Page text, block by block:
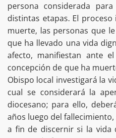
persona considerada
distintas etapas. El
muerte, las personas que
que ha llevado una vida
afecto, manifiestan ante
concepción de que ha
Obispo local investigará la
cual se considerará la
diocesano; para ello,
años luego del
a fin de discernir si la vida